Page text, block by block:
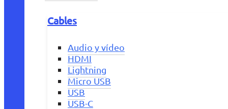
Cables
Audio y vídeo
HDMI
Lightning
Micro USB
USB
USB-C